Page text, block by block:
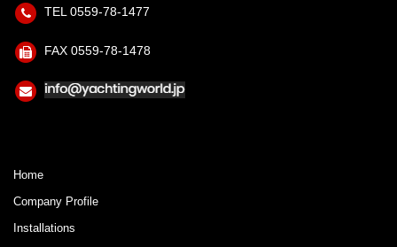
TEL 0559-78-1477
FAX 0559-78-1478
Home
Company Profile
Installations